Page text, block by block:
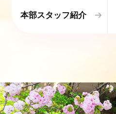
本部スタッフ紹介